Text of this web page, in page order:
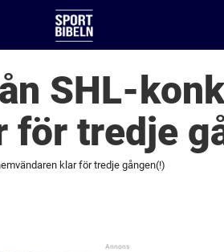
SHL-
för tredje
klar för tredje gången(!)